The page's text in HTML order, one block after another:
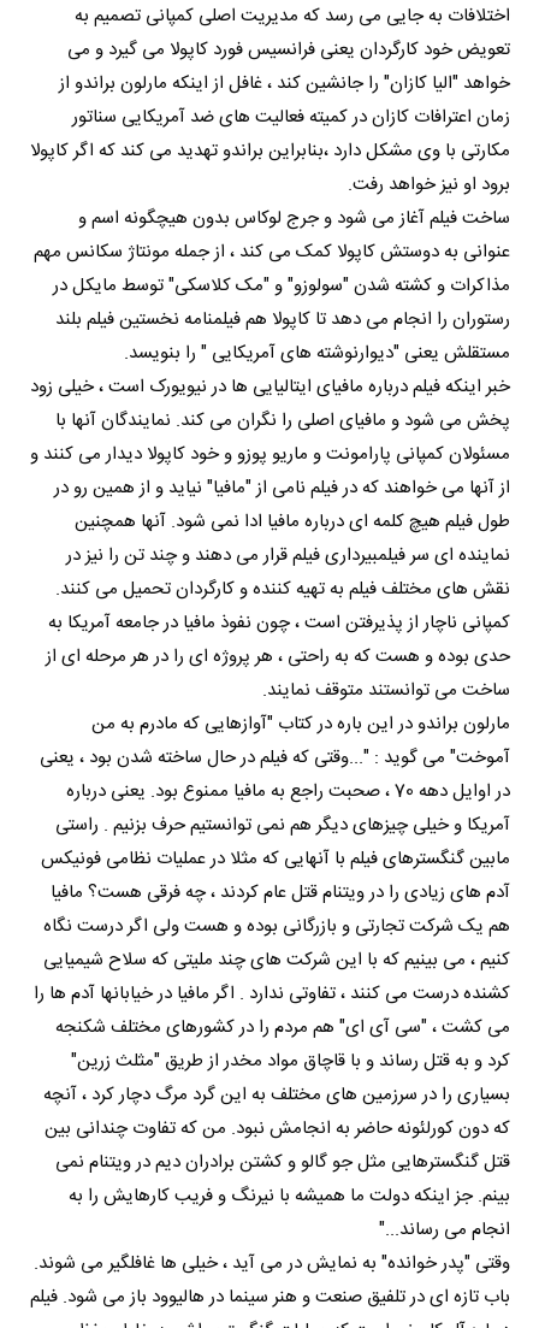
اختلافات به جایی می رسد که مدیریت اصلی کمپانی تصمیم به
تعویض خود کارگردان یعنی فرانسیس فورد کاپولا می گیرد و می
خواهد "الیا کازان" را جانشین کند ، غافل از اینکه مارلون براندو از
زمان اعترافات کازان در کمیته فعالیت های ضد آمریکایی سناتور
مکارتی با وی مشکل دارد ،بنابراین براندو تهدید می کند که اگر کاپولا
برود او نیز خواهد رفت.
ساخت فیلم آغاز می شود و جرج لوکاس بدون هیچگونه اسم و
عنوانی به دوستش کاپولا کمک می کند ، از جمله مونتاژ سکانس مهم
مذاکرات و کشته شدن "سولوزو" و "مک کلاسکی" توسط مایکل در
رستوران را انجام می دهد تا کاپولا هم فیلمنامه نخستین فیلم بلند
مستقلش یعنی "دیوارنوشته های آمریکایی " را بنویسد.
خبر اینکه فیلم درباره مافیای ایتالیایی ها در نیویورک است ، خیلی زود
پخش می شود و مافیای اصلی را نگران می کند. نمایندگان آنها با
مسئولان کمپانی پارامونت و ماریو پوزو و خود کاپولا دیدار می کنند و
از آنها می خواهند که در فیلم نامی از "مافیا" نیاید و از همین رو در
طول فیلم هیچ کلمه ای درباره مافیا ادا نمی شود. آنها همچنین
نماینده ای سر فیلمبیرداری فیلم قرار می دهند و چند تن را نیز در
نقش های مختلف فیلم به تهیه کننده و کارگردان تحمیل می کنند.
کمپانی ناچار از پذیرفتن است ، چون نفوذ مافیا در جامعه آمریکا به
حدی بوده و هست که به راحتی ، هر پروژه ای را در هر مرحله ای از
ساخت می توانستند متوقف نمایند.
مارلون براندو در این باره در کتاب "آوازهایی که مادرم به من
آموخت" می گوید : "...وقتی که فیلم در حال ساخته شدن بود ، یعنی
در اوایل دهه 70 ، صحبت راجع به مافیا ممنوع بود. یعنی درباره
آمریکا و خیلی چیزهای دیگر هم نمی توانستیم حرف بزنیم . راستی
مابین گنگسترهای فیلم با آنهایی که مثلا در عملیات نظامی فونیکس
آدم های زیادی را در ویتنام قتل عام کردند ، چه فرقی هست؟ مافیا
هم یک شرکت تجارتی و بازرگانی بوده و هست ولی اگر درست نگاه
کنیم ، می بینیم که با این شرکت های چند ملیتی که سلاح شیمیایی
کشنده درست می کنند ، تفاوتی ندارد . اگر مافیا در خیابانها آدم ها را
می کشت ، "سی آی ای" هم مردم را در کشورهای مختلف شکنجه
کرد و به قتل رساند و با قاچاق مواد مخدر از طریق "مثلث زرین"
بسیاری را در سرزمین های مختلف به این گرد مرگ دچار کرد ، آنچه
که دون کورلئونه حاضر به انجامش نبود. من که تفاوت چندانی بین
قتل گنگسترهایی مثل جو گالو و کشتن برادران دیم در ویتنام نمی
بینم. جز اینکه دولت ما همیشه با نیرنگ و فریب کارهایش را به
انجام می رساند..."
وقتی "پدر خوانده" به نمایش در می آید ، خیلی ها غافلگیر می شوند.
باب تازه ای در تلفیق صنعت و هنر سینما در هالیوود باز می شود. فیلم